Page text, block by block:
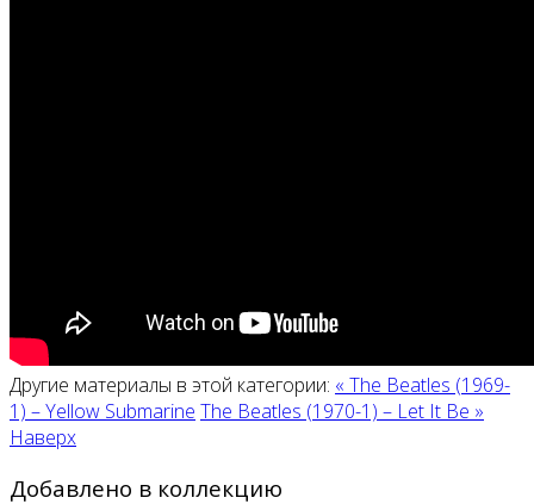
Другие материалы в этой категории: « The Beatles (1969-
1) ‎– Yellow Submarine The Beatles (1970-1) ‎– Let It Be »
Наверх
Добавлено в коллекцию